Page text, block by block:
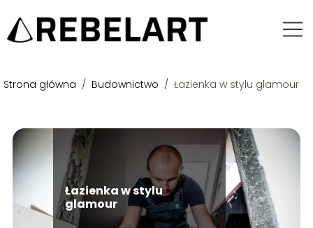
Strona główna / Budownictwo / Łazienka w stylu glamour
Łazienka w stylu
glamour